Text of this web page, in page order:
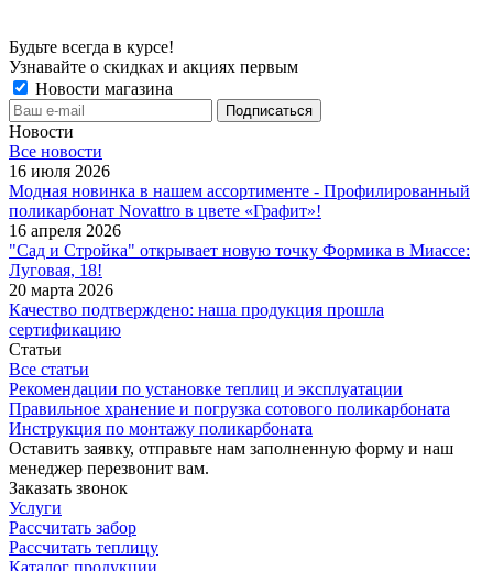
Будьте всегда в курсе!
Узнавайте о скидках и акциях первым
Новости магазина
Новости
Все новости
16 июля 2026
Модная новинка в нашем ассортименте - Профилированный
поликарбонат Novattro в цвете «Графит»!
16 апреля 2026
"Сад и Стройка" открывает новую точку Формика в Миассе:
Луговая, 18!
20 марта 2026
Качество подтверждено: наша продукция прошла
сертификацию
Статьи
Все статьи
Рекомендации по установке теплиц и эксплуатации
Правильное хранение и погрузка сотового поликарбоната
Инструкция по монтажу поликарбоната
Оставить заявку, отправьте нам заполненную форму и наш
менеджер перезвонит вам.
Заказать звонок
Услуги
Рассчитать забор
Рассчитать теплицу
Каталог продукции